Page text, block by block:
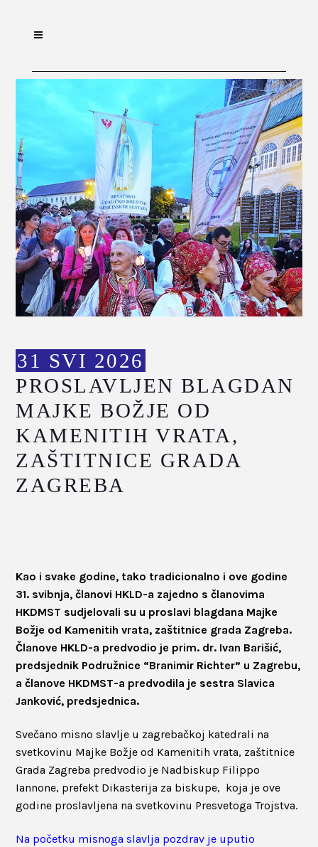
31 SVI 2026
PROSLAVLJEN BLAGDAN
MAJKE BOŽJE OD
KAMENITIH VRATA,
ZAŠTITNICE GRADA
ZAGREBA
Kao i svake godine, tako tradicionalno i ove godine
31. svibnja, članovi HKLD-a zajedno s članovima
HKDMST sudjelovali su u proslavi blagdana Majke
Božje od Kamenitih vrata, zaštitnice grada Zagreba.
Članove HKLD-a predvodio je prim. dr. Ivan Barišić,
predsjednik Podružnice “Branimir Richter” u Zagrebu,
a članove HKDMST-a predvodila je sestra Slavica
Janković, predsjednica.
Svečano misno slavlje u zagrebačkoj katedrali na
svetkovinu Majke Božje od Kamenitih vrata, zaštitnice
Grada Zagreba predvodio je Nadbiskup Filippo
Iannone, prefekt Dikasterija za biskupe, koja je ove
godine proslavljena na svetkovinu Presvetoga Trojstva.
Na početku misnoga slavlja pozdrav je uputio